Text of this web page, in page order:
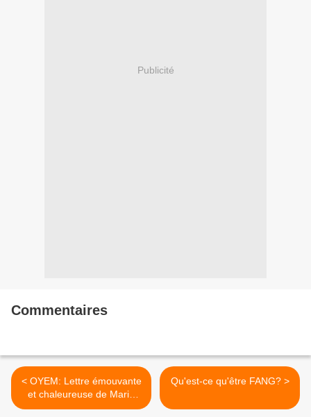
Publicité
Commentaires
< OYEM: Lettre émouvante
et chaleureuse de Marie
Claude à sa grand-mère
Qu'est-ce qu'être FANG? >